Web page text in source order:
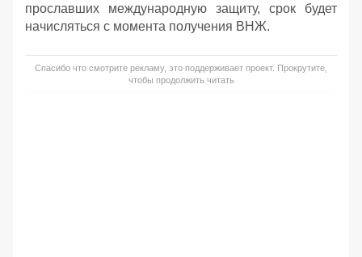
прославших международную защиту, срок будет
начисляться с момента получения ВНЖ.
Спасибо что смотрите рекламу, это поддерживает проект. Прокрутите,
чтобы продолжить читать